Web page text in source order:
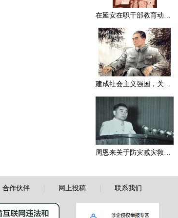
在延安在职干部教育动员大会上的讲话（节选）
建成社会主义强国，关键在于实现科学技术现代化
周恩来关于防灾减灾救灾的一组论述
合作伙伴| 网上投稿| 联系我们